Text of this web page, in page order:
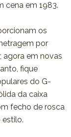
cena em 1983.
os
por
agora em novas
fique
do G-
da caixa
fecho de rosca